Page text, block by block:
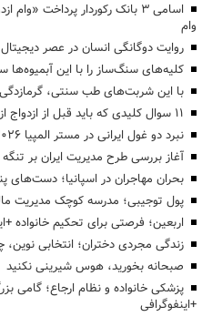
اسامی ۳ بانک رکوردار پرداخت
وام
روایت دوگانگی انسان در عصر دیجیتال
کلیه‌های سنگ‌ساز را با این آبمیوه‌ها
با این شربت‌های طب سنتی، گرمازدگی
۱۱ سوال کلیدی که باید قبل از ازدواج از همسر آینده‌تان بپرسید +اینفوگرافی
نبرد دو غول ایرانی در مستر المپیا ۲۰۲۶؛ بهروز تابانی شگفتی‌ساز می‌شود؟
آغاز بررسی طرح مدیریت ایران بر
بحران مهاجران در اسپانیا؛ دست‌های
پول توجیبی؛ مدرسه کوچک مدیریت
اربعین؛ فرصتی برای تحکیم خانواده
زندگی مجردی دختران؛ انتخابی
صبحانه بخورید، هوس شیرینی نکنید
پزشکی خانواده و نظام ارجاع؛ گامی
+اینفوگرافی